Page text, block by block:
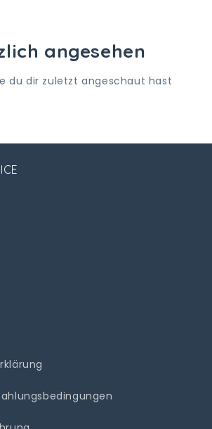
angesehen
du dir zuletzt angeschaut hast